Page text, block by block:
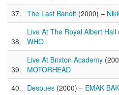
The Last Bandit (2000) –
Live At The Royal Albert Hall
WHO
Live At Brixton Academy
MOTORHEAD
Despues (2000) – EMAK